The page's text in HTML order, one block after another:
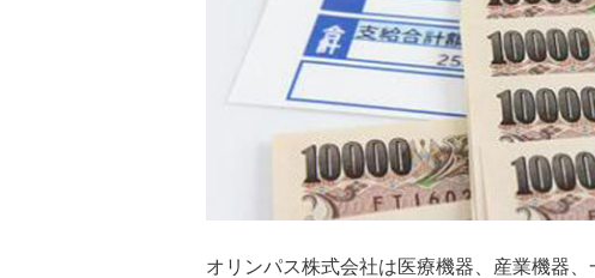
オリンパス株式会社は医療機器、産業機器